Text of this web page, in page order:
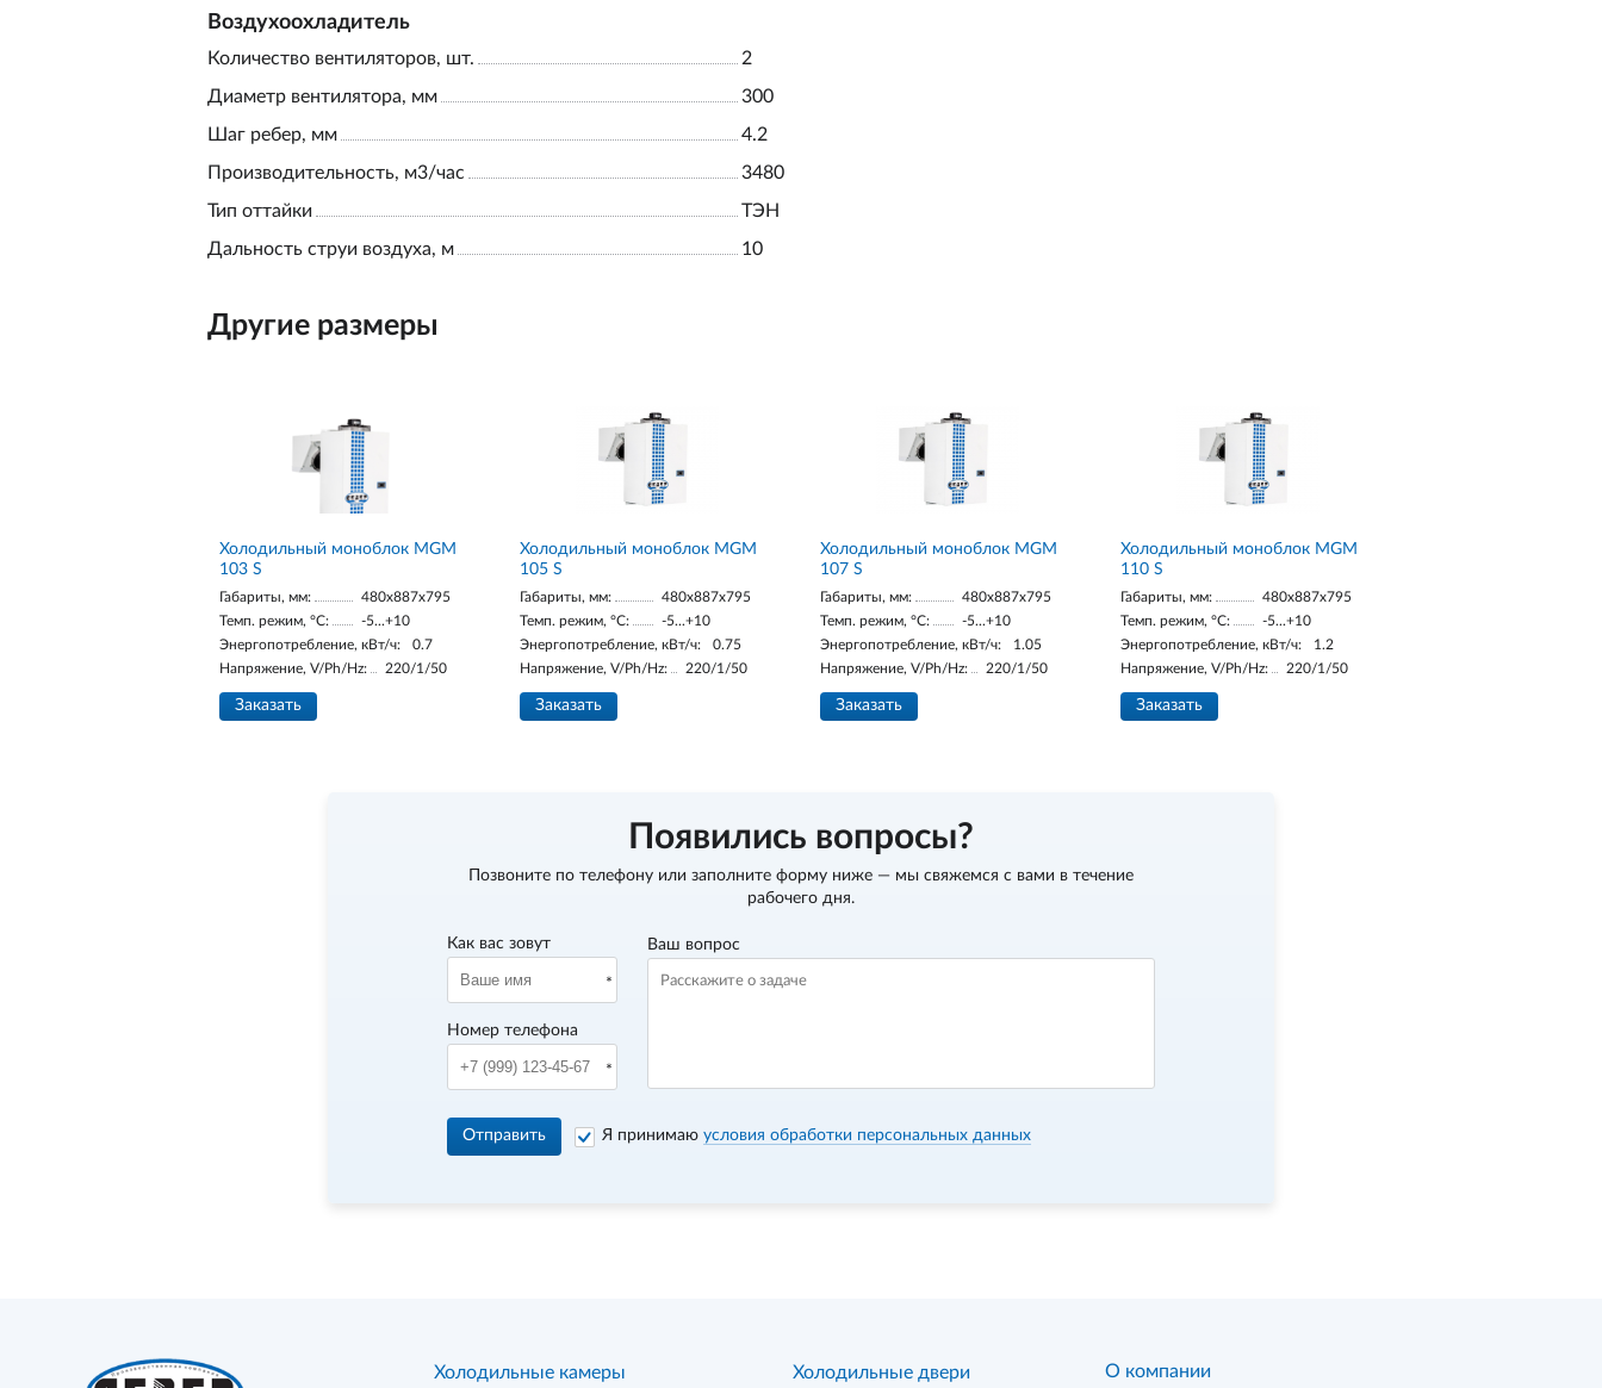
Воздухоохладитель
Количество вентиляторов, шт.
2
Диаметр вентилятора, мм
300
Шаг ребер, мм
4.2
Производительность, м3/час
3480
Тип оттайки
ТЭН
Дальность струи воздуха, м
10
Другие размеры
Холодильный моноблок MGM
103 S
Габариты, мм:
480x887x795
Темп. режим, °С:
-5...+10
Энергопотребление, кВт/ч:
0.7
Напряжение, V/Ph/Hz:
220/1/50
Заказать
Холодильный моноблок MGM
105 S
Габариты, мм:
480x887x795
Темп. режим, °С:
-5...+10
Энергопотребление, кВт/ч:
0.75
Напряжение, V/Ph/Hz:
220/1/50
Заказать
Холодильный моноблок MGM
107 S
Габариты, мм:
480x887x795
Темп. режим, °С:
-5...+10
Энергопотребление, кВт/ч:
1.05
Напряжение, V/Ph/Hz:
220/1/50
Заказать
Холодильный моноблок MGM
110 S
Габариты, мм:
480x887x795
Темп. режим, °С:
-5...+10
Энергопотребление, кВт/ч:
1.2
Напряжение, V/Ph/Hz:
220/1/50
Заказать
Появились вопросы?
Позвоните по телефону или заполните форму ниже — мы свяжемся с вами в течение
рабочего дня.
Как вас зовут
Номер телефона
Ваш вопрос
Отправить Я принимаю условия обработки персональных данных
Холодильные камеры Холодильные двери О компании